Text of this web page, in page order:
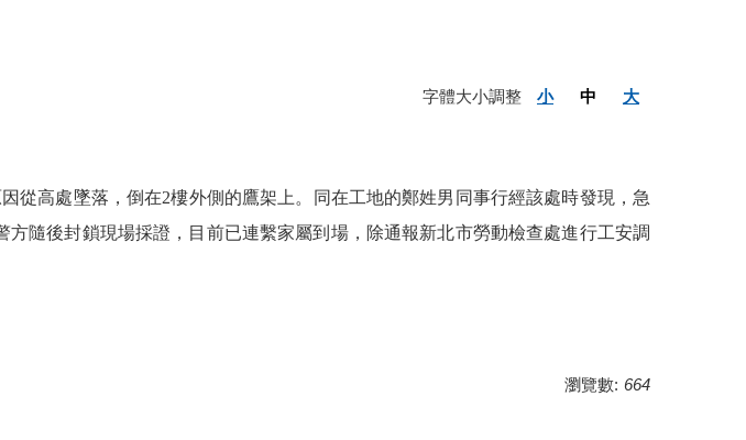
字體大小調整 小 中 大
從高處墜落，倒在2樓外側的鷹架上。同在工地的鄭姓男同事行經該處時發現，急
隨後封鎖現場採證，目前已連繫家屬到場，除通報新北市勞動檢查處進行工安調
瀏覽數: 664